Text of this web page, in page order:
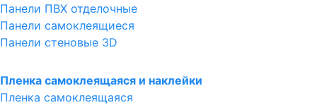
Панели ПВХ отделочные
Панели самоклеящиеся
Панели стеновые 3D
Пленка самоклеящаяся и наклейки
Пленка самоклеящаяся